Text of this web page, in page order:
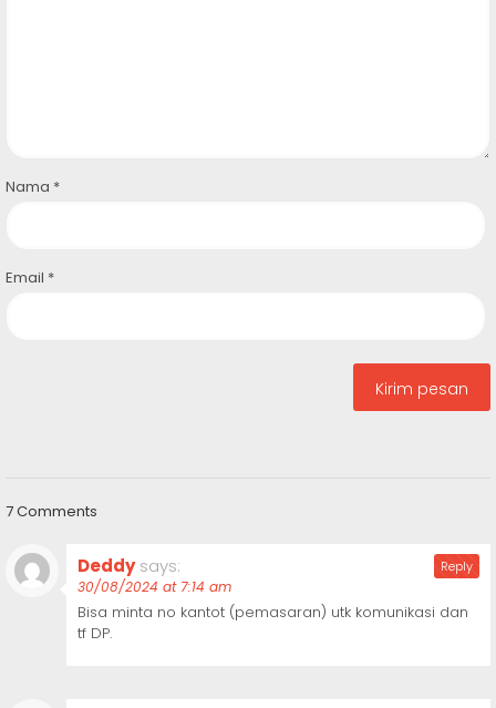
7 Comments
Deddy says:
30/08/2024 at 7:14 am
Bisa minta no kantot (pemasaran) utk komunikasi dan
tf DP.
Reply
Nama *
Email *